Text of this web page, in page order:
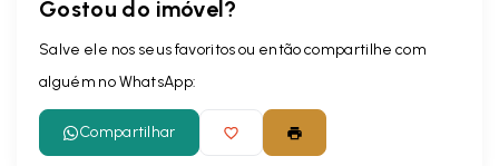
Gostou do imóvel?
Salve ele nos seus favoritos ou então compartilhe com
alguém no WhatsApp:
Compartilhar